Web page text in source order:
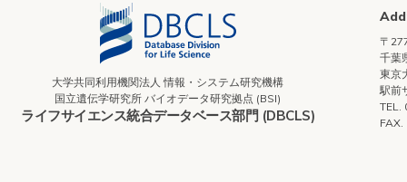
大学共同利用機関法人 情報・システム研究機構
国立遺伝学研究所 バイオデータ研究拠点 (BSI)
ライフサイエンス統合データベース部門 (DBCLS)
〒
千葉
東京
駅前
TEL.